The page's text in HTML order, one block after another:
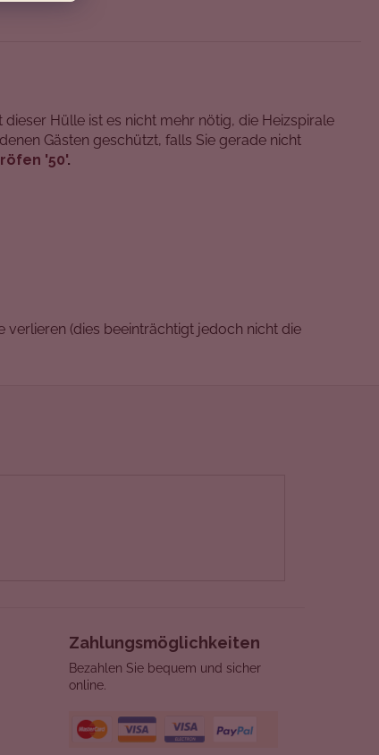
Hülle ist es nicht mehr nötig, die Heizspirale
Gästen geschützt, falls Sie gerade nicht
'50'.
verlieren (dies beeinträchtigt jedoch nicht die
Zahlungsmöglichkeiten
Bezahlen Sie bequem und sicher
online.